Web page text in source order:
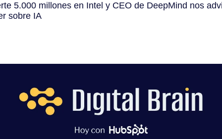
5.000 millones en Intel y CEO de DeepMind nos
sobre IA